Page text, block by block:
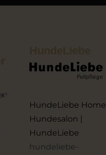
HundeLiebe Home
Hundesalon |
HundeLiebe
hundeliebe-